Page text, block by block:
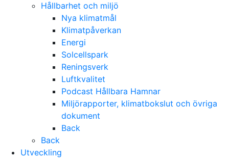
Hållbarhet och miljö
Nya klimatmål
Klimatpåverkan
Energi
Solcellspark
Reningsverk
Luftkvalitet
Podcast Hållbara Hamnar
Miljörapporter, klimatbokslut och övriga
dokument
Back
Back
Utveckling